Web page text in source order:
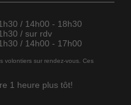
/ 14h00 - 18h30
/ sur rdv
/ 14h00 - 17h00
volontiers sur rendez-vous. Ces
1 heure plus tôt!